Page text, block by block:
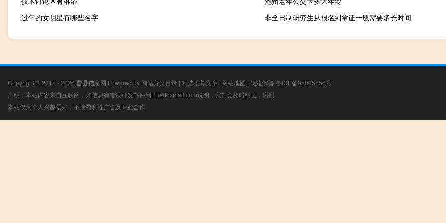
过年的女明星有哪些名字
非全日制研究生从报名到拿证一般需要多长时间
Copyright © 2012 - 2026 曹县信息网 Powered by 网站分类目录 | 精选推荐文章 | 网站地图 | 疑难解答 鲁ICP备05005656号
声明：本站内容来自互联网，如信息有错误可发邮件到f_fb#foxmail.com说明，我们会及时纠正，谢谢
本站仅为个人兴趣爱好，不接盈利性广告及商业合作